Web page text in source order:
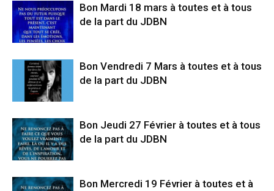
Bon Mardi 18 mars à toutes et à tous
de la part du JDBN
Bon Vendredi 7 Mars à toutes et à tous
de la part du JDBN
Bon Jeudi 27 Février à toutes et à tous
de la part du JDBN
Bon Mercredi 19 Février à toutes et à